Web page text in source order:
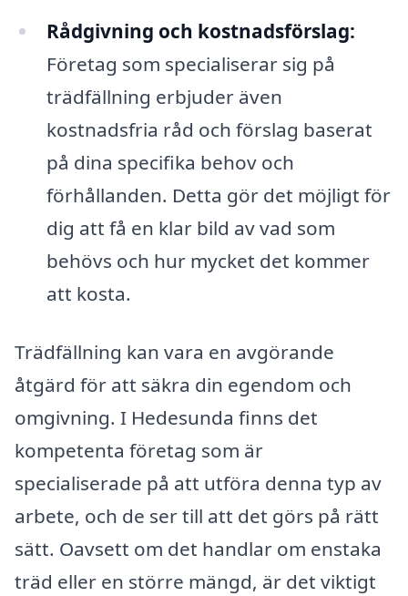
Rådgivning och kostnadsförslag:
Företag som specialiserar sig på
trädfällning erbjuder även
kostnadsfria råd och förslag baserat
på dina specifika behov och
förhållanden. Detta gör det möjligt för
dig att få en klar bild av vad som
behövs och hur mycket det kommer
att kosta.
Trädfällning kan vara en avgörande
åtgärd för att säkra din egendom och
omgivning. I Hedesunda finns det
kompetenta företag som är
specialiserade på att utföra denna typ av
arbete, och de ser till att det görs på rätt
sätt. Oavsett om det handlar om enstaka
träd eller en större mängd, är det viktigt